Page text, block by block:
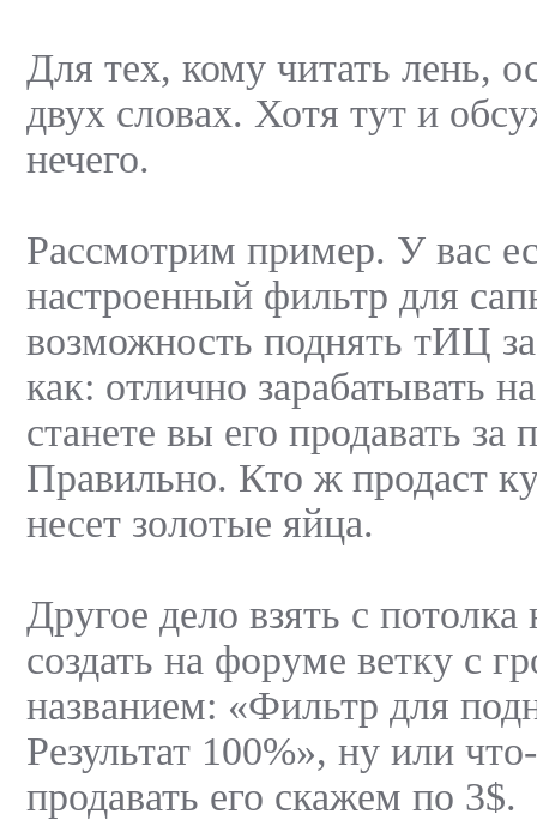
Для тех, кому читать лень,
двух словах. Хотя тут и
нечего.
Рассмотрим пример. У вас
настроенный фильтр для
возможность поднять тИЦ
как: отлично зарабатывать
станете вы его продавать за
Правильно. Кто ж продаст
несет золотые яйца.
Другое дело взять с потолка
создать на форуме ветку с
названием: «Фильтр для
Результат 100%», ну или
продавать его скажем по 3$.